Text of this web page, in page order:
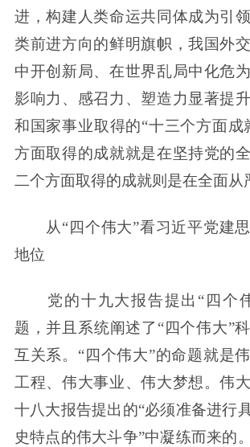
进，构建人类命运共同体成为引
类前进方向的鲜明旗帜，我国外
中开创新局、在世界乱局中化危
影响力、感召力、塑造力显著提
和国家事业取得的“十三个方面成
方面取得的成就就是在坚持党的
二个方面取得的成就则是在全面从
从“四个伟大”看习近平党建思
地位
党的十九大报告提出“四个
题，并且系统阐述了“四个伟大”
互关系。“四个伟大”的命题就是
工程、伟大事业、伟大梦想。伟
十八大报告提出的“必须准备进行
史特点的伟大斗争”中凝练而来的